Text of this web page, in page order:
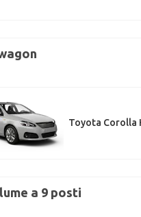
Toyota Corolla
a 9 posti